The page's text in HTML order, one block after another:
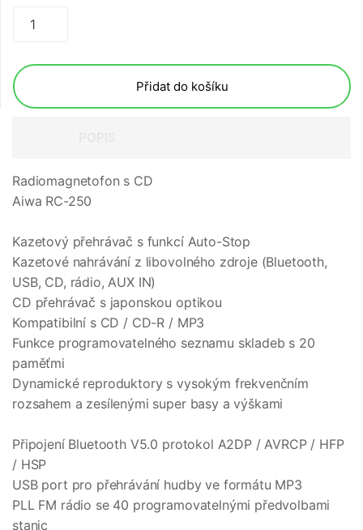
Přidat do košíku
Radiomagnetofon s CD
Aiwa RC-250
Kazetový přehrávač s funkcí Auto-Stop
Kazetové nahrávání z libovolného zdroje (Bluetooth,
USB, CD, rádio, AUX IN)
CD přehrávač s japonskou optikou
Kompatibilní s CD / CD-R / MP3
Funkce programovatelného seznamu skladeb s 20
paměťmi
Dynamické reproduktory s vysokým frekvenčním
rozsahem a zesílenými super basy a výškami
Připojení Bluetooth V5.0 protokol A2DP / AVRCP / HFP
/ HSP
USB port pro přehrávání hudby ve formátu MP3
PLL FM rádio se 40 programovatelnými předvolbami
stanic